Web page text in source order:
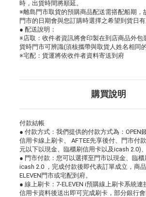
時，出貨時間將順延。
※離島門市取貨的預購商品配送需搭配船期，
門市的日期會與您訂購時選擇之希望到貨日有
● 配送說明：
※店取：收件者資訊將會印製在到店商品外包
貨時門市可辨識(須核攜帶與取貨人姓名相同
※宅配：貨運將依收件者資料寄送到府
購買說明
付款結帳
● 付款方式：我們提供的付款方式為：OPEN
信用卡線上刷卡、 AFTEE先享後付、門市付
元以下以現金、臨櫃刷信用卡以及icash 2.0)、
● 門市付款：您可以選擇至門市以現金、臨
icash 2.0 ，完成付款後即代表訂單成立，商
ELEVEN門市或宅配到府。
● 線上刷卡：7-ELEVEN i預購線上刷卡系統
信用卡資料後送出即可完成刷卡，部分銀行